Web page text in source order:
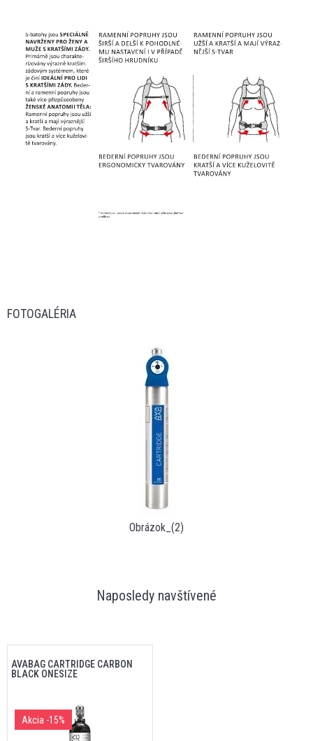
FOTOGALÉRIA
Obrázok_(2)
Naposledy navštívené
AVABAG CARTRIDGE CARBON
BLACK ONESIZE
Akcia -15%